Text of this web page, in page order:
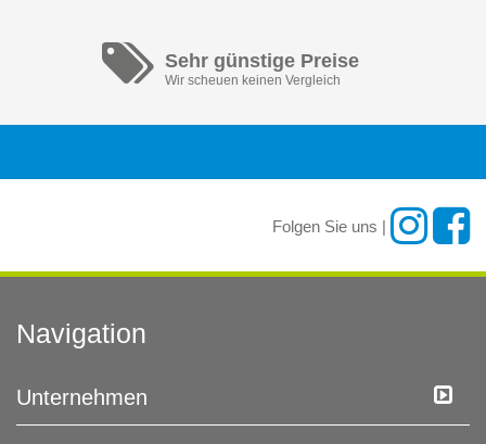
Sehr günstige Preise
Wir scheuen keinen Vergleich
Folgen Sie uns |
Navigation
Unternehmen